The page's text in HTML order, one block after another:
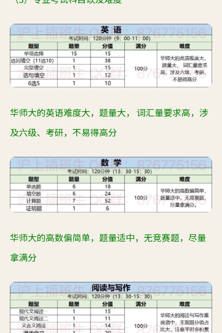
华师大的英语难度大，题量大， 词汇量要求高，涉
及六级、考研，不易得高分
华师大的高数偏简单，题量适中，无竞赛题，尽量
拿满分